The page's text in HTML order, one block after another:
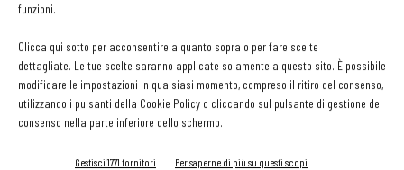
funzioni.
Clicca qui sotto per acconsentire a quanto sopra o per fare scelte
dettagliate. Le tue scelte saranno applicate solamente a questo sito. È possibile
modificare le impostazioni in qualsiasi momento, compreso il ritiro del consenso,
utilizzando i pulsanti della Cookie Policy o cliccando sul pulsante di gestione del
consenso nella parte inferiore dello schermo.
Gestisci 1771 fornitori Per saperne di più su questi scopi
Simposio Apci
Roberto Barat 13 Marzo 2026